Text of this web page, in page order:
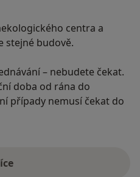
centra a
stejné budově.
– nebudete čekat.
doba od rána do
případy nemusí čekat do
chřipce, celoročně
o zkušenostech